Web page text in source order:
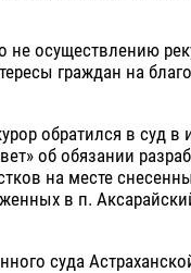
не осуществлению
граждан на
обратился в суд в
об обязании
на месте
в п.
суда